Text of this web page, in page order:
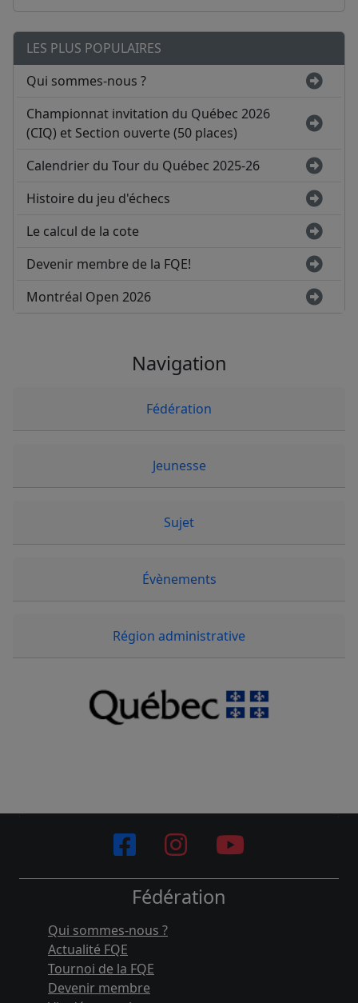
LES PLUS POPULAIRES
Qui sommes-nous ?
Championnat invitation du Québec 2026
(CIQ) et Section ouverte (50 places)
Calendrier du Tour du Québec 2025-26
Histoire du jeu d'échecs
Le calcul de la cote
Devenir membre de la FQE!
Montréal Open 2026
Navigation
Fédération
Jeunesse
Sujet
Évènements
Région administrative
Fédération
Qui sommes-nous ?
Actualité FQE
Tournoi de la FQE
Devenir membre